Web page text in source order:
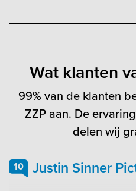
Wat klanten
99% van de klanten
ZZP aan. De
delen wij
10 Justin Sinner